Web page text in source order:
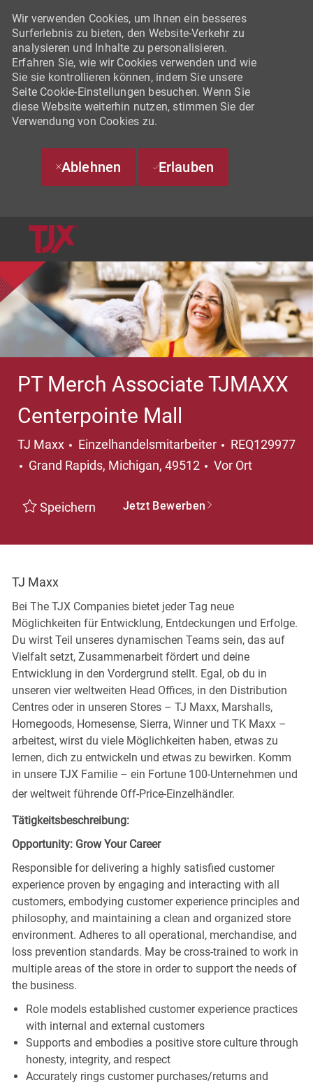
Wir verwenden Cookies, um Ihnen ein besseres
Surferlebnis zu bieten, den Website-Verkehr zu
analysieren und Inhalte zu personalisieren.
Erfahren Sie, wie wir Cookies verwenden und wie
Sie sie kontrollieren können, indem Sie unsere
Seite Cookie-Einstellungen besuchen. Wenn Sie
diese Website weiterhin nutzen, stimmen Sie der
Verwendung von Cookies zu.
Ablehnen Erlauben
PT Merch Associate TJMAXX
Centerpointe Mall
TJ Maxx Kategorie
Einzelhandelsmitarbeiter
REQ129977
Ort
Grand Rapids, Michigan, 49512 Vor Ort
Speichern Jetzt Bewerben
TJ Maxx
Bei The TJX Companies bietet jeder Tag neue
Möglichkeiten für Entwicklung, Entdeckungen und Erfolge.
Du wirst Teil unseres dynamischen Teams sein, das auf
Vielfalt setzt, Zusammenarbeit fördert und deine
Entwicklung in den Vordergrund stellt. Egal, ob du in
unseren vier weltweiten Head Offices, in den Distribution
Centres oder in unseren Stores – TJ Maxx, Marshalls,
Homegoods, Homesense, Sierra, Winner und TK Maxx –
arbeitest, wirst du viele Möglichkeiten haben, etwas zu
lernen, dich zu entwickeln und etwas zu bewirken. Komm
in unsere TJX Familie – ein Fortune 100-Unternehmen und
der weltweit führende Off-Price-Einzelhändler.
Tätigkeitsbeschreibung:
Opportunity: Grow Your Career
Responsible for delivering a highly satisfied customer
experience proven by engaging and interacting with all
customers, embodying customer experience principles and
philosophy, and maintaining a clean and organized store
environment. Adheres to all operational, merchandise, and
loss prevention standards. May be cross-trained to work in
multiple areas of the store in order to support the needs of
the business.
Role models established customer experience practices
with internal and external customers
Supports and embodies a positive store culture through
honesty, integrity, and respect
Accurately rings customer purchases/returns and